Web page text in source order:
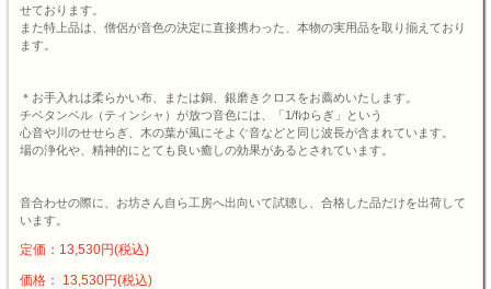
せております。
また特上品は、僧侶が音色の決定に直接携わった、本物の実用品を取り揃えており
ます。
＊お手入れは柔らかい布、または銅、銀磨きクロスをお薦めいたします。
チベタンベル（ティンシャ）が放つ音色には、「1/fゆらぎ」という
心音や川のせせらぎ、木の葉が風にそよぐ音などと同じ波長が含まれています。
場の浄化や、精神的にとても良い癒しの効果があるとされています。
音合わせの際に、お坊さん自ら工房へ出向いて試聴し、合格した品だけを出荷して
います。
定価：13,530円(税込)
価格： 13,530円(税込)